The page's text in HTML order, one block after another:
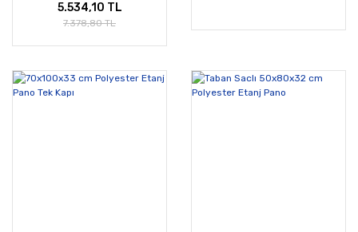
5.534,10 TL
7.378,80 TL